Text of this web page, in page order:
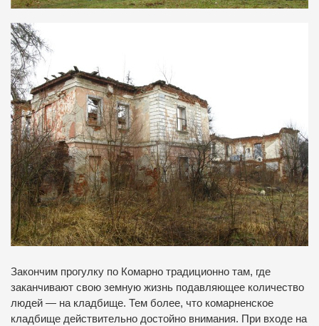
Закончим прогулку по Комарно традиционно там, где
заканчивают свою земную жизнь подавляющее количество
людей — на кладбище. Тем более, что комарненское
кладбище действительно достойно внимания. При входе на